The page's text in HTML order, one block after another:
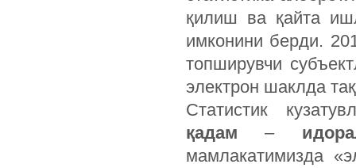
қилиш ва қайта
имконини берди.
топширувчи
электрон шаклда
Статистик
қадам –
мамлакатимизда